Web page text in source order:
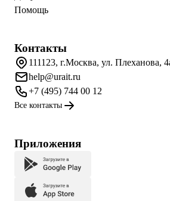
Помощь
Контакты
111123, г.Москва, ул. Плеханова,
help@urait.ru
+7 (495) 744 00 12
Все контакты
Приложения